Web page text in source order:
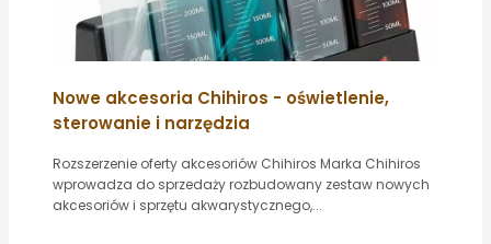
Nowe akcesoria Chihiros - oświetlenie,
sterowanie i narzędzia
Rozszerzenie oferty akcesoriów Chihiros Marka Chihiros
wprowadza do sprzedaży rozbudowany zestaw nowych
akcesoriów i sprzętu akwarystycznego,...